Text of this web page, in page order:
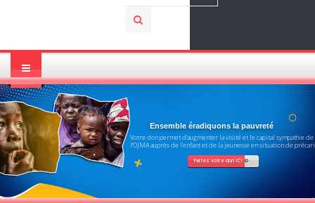
Ensemble éradiquons la pauvreté
Votre don permet d'augmenter la visité et le capital sympathie de
l'OJMA auprès de l'enfant et de la jeunesse en situation de
Faites votre don ICI